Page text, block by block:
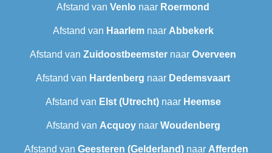
Afstand van Venlo naar Roermond
Afstand van Haarlemnaar Abbekerk
Afstand van Zuidoostbeemster naar Overveen
Afstand van Hardenberg naar Dedemsvaart
Afstand van Elst (Utrecht)naar Heemse
Afstand van Acquoynaar Woudenberg
Afstand van Geesteren (Gelderland)naar Afferden